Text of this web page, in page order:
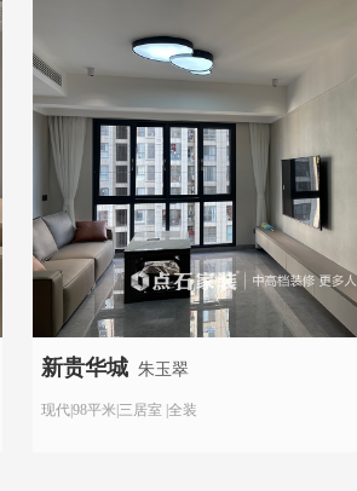
新贵华城 朱玉翠
现代|98平米|三居室 |全装